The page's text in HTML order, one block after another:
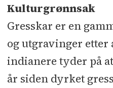
Kulturgrønnsak
Gresskar er en
og utgravinger etter
indianere tyder på
år siden dyrket